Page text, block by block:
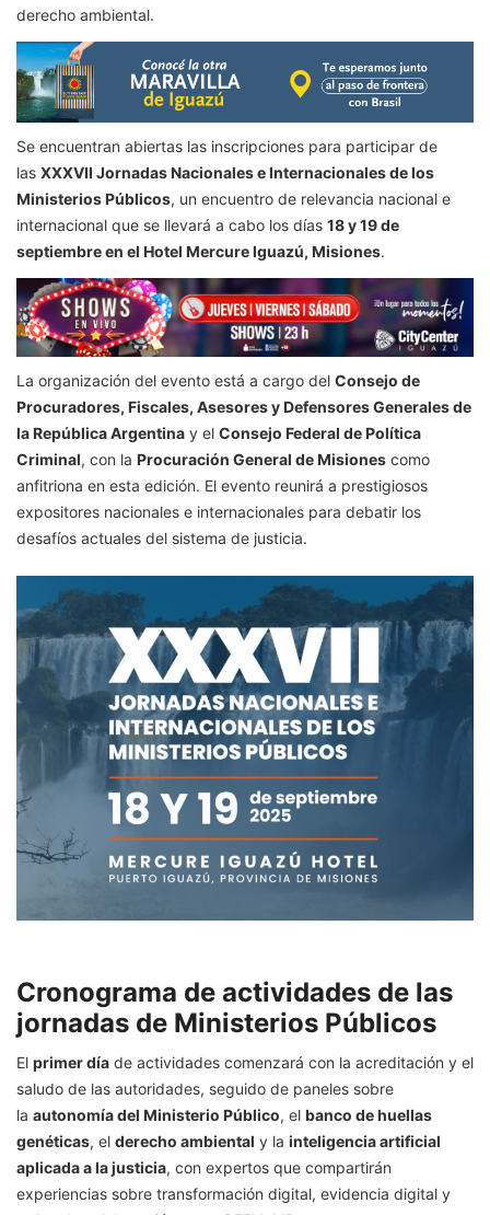
derecho ambiental.
Se encuentran abiertas las inscripciones para participar de
las XXXVII Jornadas Nacionales e Internacionales de los
Ministerios Públicos, un encuentro de relevancia nacional e
internacional que se llevará a cabo los días 18 y 19 de
septiembre en el Hotel Mercure Iguazú, Misiones.
La organización del evento está a cargo del Consejo de
Procuradores, Fiscales, Asesores y Defensores Generales de
la República Argentina y el Consejo Federal de Política
Criminal, con la Procuración General de Misiones como
anfitriona en esta edición. El evento reunirá a prestigiosos
expositores nacionales e internacionales para debatir los
desafíos actuales del sistema de justicia.
Cronograma de actividades de las
jornadas de Ministerios Públicos
El primer día de actividades comenzará con la acreditación y el
saludo de las autoridades, seguido de paneles sobre
la autonomía del Ministerio Público, el banco de huellas
genéticas, el derecho ambiental y la inteligencia artificial
aplicada a la justicia, con expertos que compartirán
experiencias sobre transformación digital, evidencia digital y